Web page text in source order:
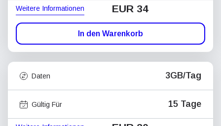
Weitere Informationen EUR 34
In den Warenkorb
Daten 3GB/Tag
Gültig Für 15 Tage